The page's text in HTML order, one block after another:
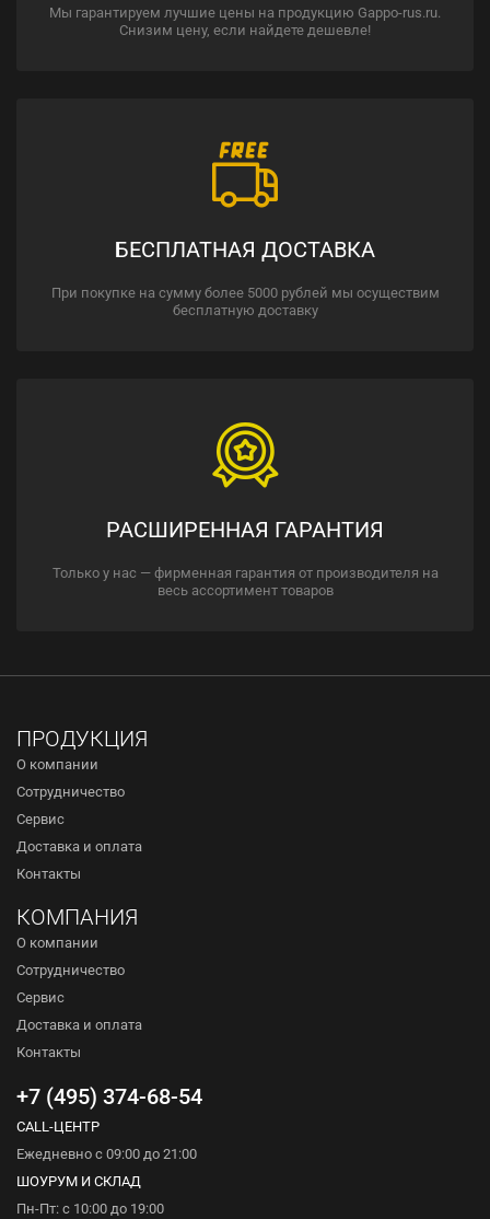
Мы гарантируем лучшие цены на продукцию Gappo-rus.ru.
Снизим цену, если найдете дешевле!
БЕСПЛАТНАЯ ДОСТАВКА
При покупке на сумму более 5000 рублей мы осуществим
бесплатную доставку
РАСШИРЕННАЯ ГАРАНТИЯ
Только у нас — фирменная гарантия от производителя на
весь ассортимент товаров
ПРОДУКЦИЯ
О компании
Сотрудничество
Сервис
Доставка и оплата
Контакты
КОМПАНИЯ
О компании
Сотрудничество
Сервис
Доставка и оплата
Контакты
+7 (495) 374-68-54
CALL-ЦЕНТР
Ежедневно с 09:00 до 21:00
ШОУРУМ И СКЛАД
Пн-Пт: с 10:00 до 19:00